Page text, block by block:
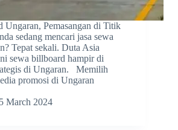
Ungaran, Pemasangan di Titik
sedang mencari jasa sewa
Tepat sekali. Duta Asia
sewa billboard hampir di
di Ungaran. Memilih
promosi di Ungaran
March 2024